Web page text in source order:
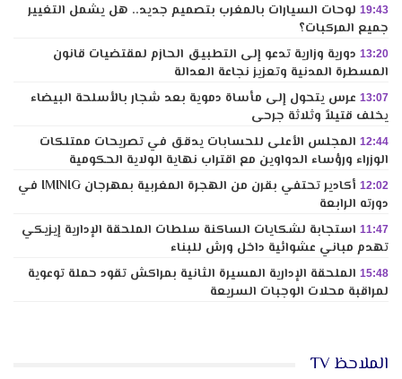
19:43 لوحات السيارات بالمغرب بتصميم جديد.. هل يشمل التغيير
جميع المركبات؟
13:20 دورية وزارية تدعو إلى التطبيق الحازم لمقتضيات قانون
المسطرة المدنية وتعزيز نجاعة العدالة
13:07 عرس يتحول إلى مأساة دموية بعد شجار بالأسلحة البيضاء
يخلف قتيلاً وثلاثة جرحى
12:44 المجلس الأعلى للحسابات يدقق في تصريحات ممتلكات
الوزراء ورؤساء الدواوين مع اقتراب نهاية الولاية الحكومية
12:02
أكادير تحتفي بقرن من الهجرة المغربية بمهرجان IMINIG في
دورته الرابعة
11:47 استجابة لشكايات الساكنة سلطات الملحقة الإدارية إيزيكي
تهدم مباني عشوائية داخل ورش للبناء
15:48 الملحقة الإدارية المسيرة الثانية بمراكش تقود حملة توعوية
لمراقبة محلات الوجبات السريعة
الملاحظ TV